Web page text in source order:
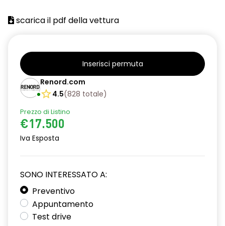
scarica il pdf della vettura
Inserisci permuta
Renord.com
4.5(828 totale)
Prezzo di Listino
€17.500
Iva Esposta
SONO INTERESSATO A:
Preventivo
Appuntamento
Test drive